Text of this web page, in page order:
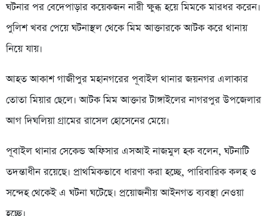
ঘটনার পর বেদেপাড়ার কয়েকজন নারী ক্ষুব্ধ হয়ে মিমকে মারধর করেন।
পুলিশ খবর পেয়ে ঘটনাস্থল থেকে মিম আক্তারকে আটক করে থানায়
নিয়ে যায়।
আহত আকাশ গাজীপুর মহানগরের পূবাইল থানার জয়নগর এলাকার
তোতা মিয়ার ছেলে। আটক মিম আক্তার টাঙ্গাইলের নাগরপুর উপজেলার
আগ দিঘলিয়া গ্রামের রাসেল হোসেনের মেয়ে।
পূবাইল থানার সেকেন্ড অফিসার এসআই নাজমুল হক বলেন, ঘটনাটি
তদন্তাধীন রয়েছে। প্রাথমিকভাবে ধারণা করা হচ্ছে, পারিবারিক কলহ ও
সন্দেহ থেকেই এ ঘটনা ঘটেছে। প্রয়োজনীয় আইনগত ব্যবস্থা নেওয়া